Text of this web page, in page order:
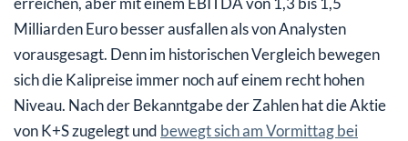
Milliarden Euro besser ausfallen als von Analysten
vorausgesagt. Denn im historischen Vergleich bewegen
sich die Kalipreise immer noch auf einem recht hohen
Niveau. Nach der Bekanntgabe der Zahlen hat die Aktie
von K+S zugelegt und bewegt sich am Vormittag bei